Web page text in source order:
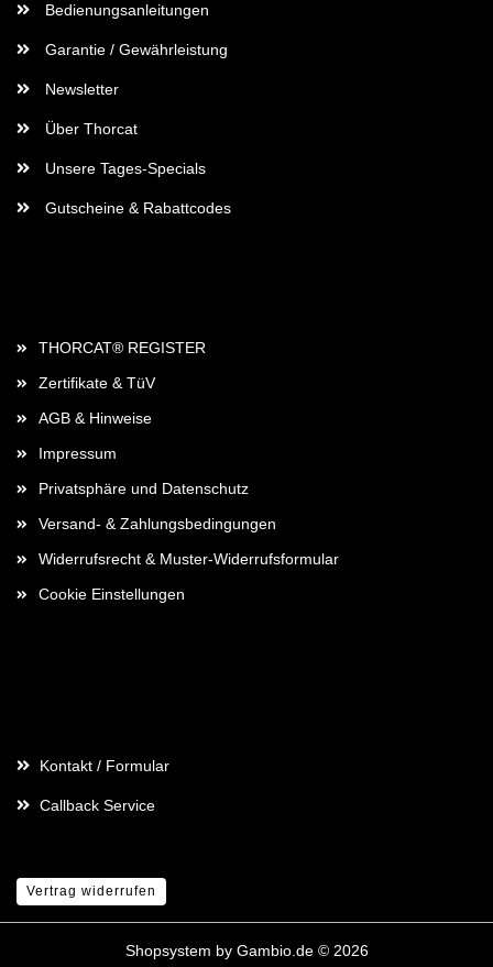
Bedienungsanleitungen
Garantie / Gewährleistung
Newsletter
Über Thorcat
Unsere Tages-Specials
Gutscheine & Rabattcodes
THORCAT® REGISTER
Zertifikate & TüV
AGB & Hinweise
Impressum
Privatsphäre und Datenschutz
Versand- & Zahlungsbedingungen
Widerrufsrecht & Muster-Widerrufsformular
Cookie Einstellungen
Kontakt / Formular
Callback Service
Vertrag widerrufen
Shopsystem by Gambio.de © 2026